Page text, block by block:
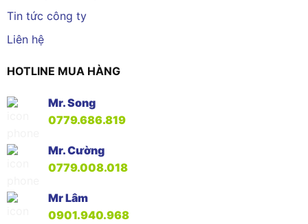
Tin tức công ty
Liên hệ
HOTLINE MUA HÀNG
Mr. Song
0779.686.819
Mr. Cường
0779.008.018
Mr Lâm
0901.940.968